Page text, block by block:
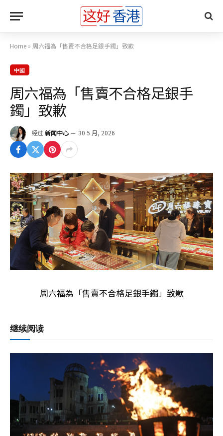
Home » 周六福為「售賣不合格足銀手鐲」致歉
中國
周六福為「售賣不合格足銀手
鐲」致歉
经过 新闻中心 30 5 月, 2026
周六福為「售賣不合格足銀手鐲」致歉
继续阅读